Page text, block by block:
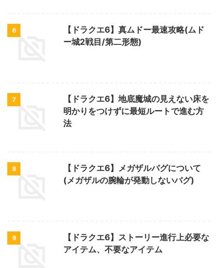
6
【ドラクエ6】真ムドー最速攻略(ムド
ー城2戦目/第二形態)
7
【ドラクエ6】地底魔城の見えない床を
明かりをつけずに最短ルートで進む方
法
8
【ドラクエ6】メガザルバグについて
(メガザルの腕輪が発動しないバグ)
9
【ドラクエ6】ストーリー進行上必要な
アイテム、不要なアイテム